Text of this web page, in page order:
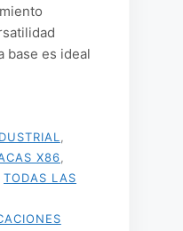
base es ideal
X86
TODAS LAS